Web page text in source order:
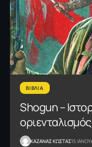
ΒΙΒΛΙΑ
Shogun –
ΚΑΖΑΝΑΣ KΩΣΤΑΣ15